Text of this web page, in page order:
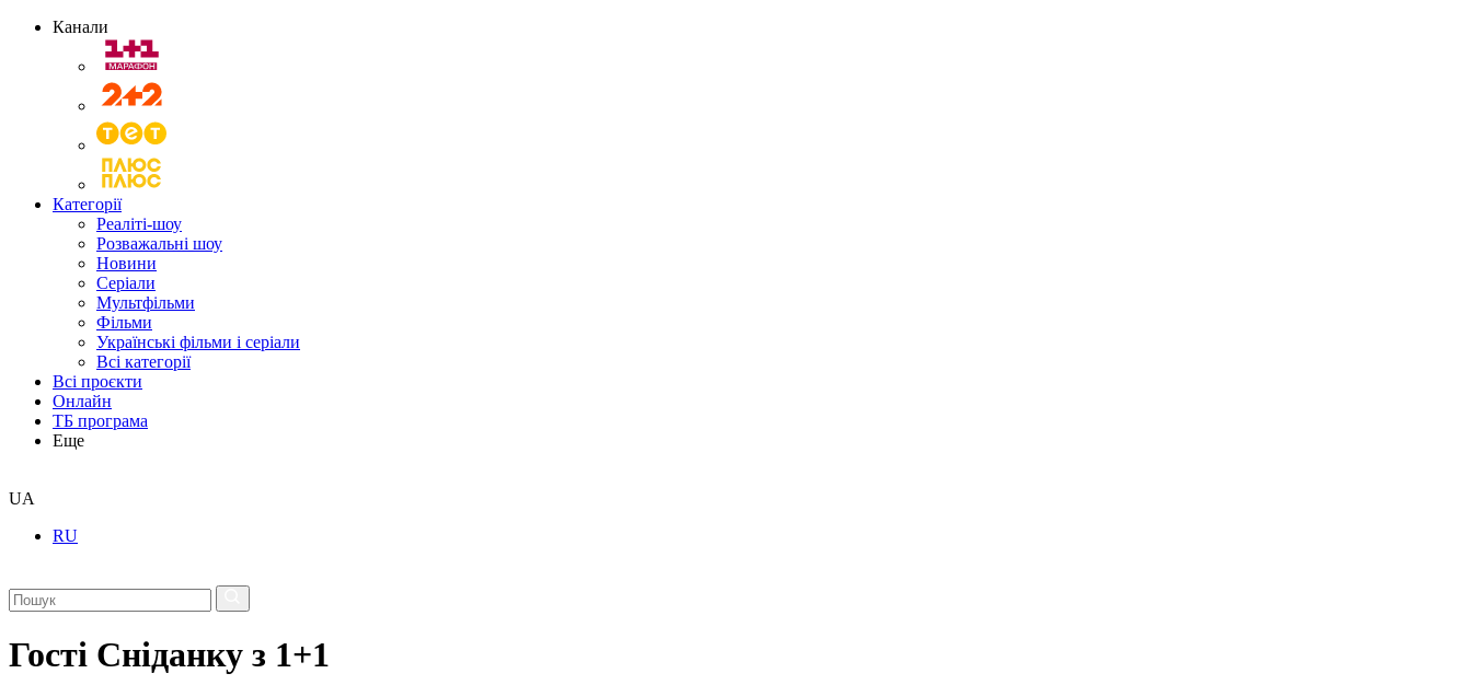
Канали
Категорії
Реаліті-шоу
Розважальні шоу
Новини
Серіали
Мультфільми
Фільми
Українські фільми і серіали
Всі категорії
Всі проєкти
Онлайн
ТБ програма
Еще
UA
RU
Гості Сніданку з 1+1